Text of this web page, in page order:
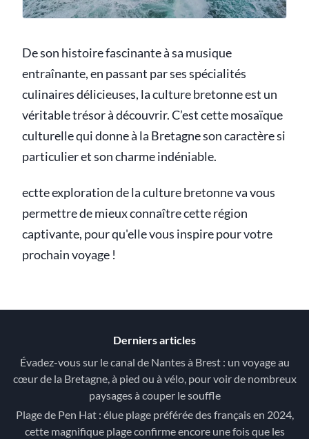
De son histoire fascinante à sa musique
entraînante, en passant par ses spécialités
culinaires délicieuses, la culture bretonne est un
véritable trésor à découvrir. C’est cette mosaïque
culturelle qui donne à la Bretagne son caractère si
particulier et son charme indéniable.
ectte exploration de la culture bretonne va vous
permettre de mieux connaître cette région
captivante, pour qu'elle vous inspire pour votre
prochain voyage !
Derniers articles
Évadez-vous sur le canal de Nantes à Brest : un voyage au
cœur de la Bretagne, à pied ou à vélo, pour voir de nombreux
paysages à couper le souffle
Plage de Pen Hat : élue plage préférée des français en 2024,
cette magnifique plage confirme encore une fois que les